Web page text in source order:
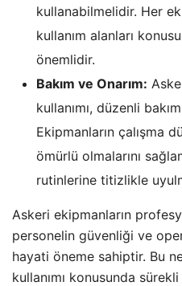
kullanabilmelidir. Her
kullanım alanları
önemlidir.
Bakım ve Onarım:
kullanımı, düzenli
Ekipmanların çalışma
ömürlü olmalarını
rutinlerine titizlikle
Askeri ekipmanların
personelin güvenliği ve
hayati öneme sahiptir. Bu
kullanımı konusunda